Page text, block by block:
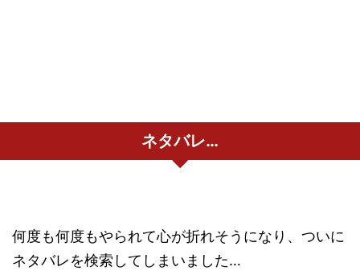
ネタバレ…
何度も何度もやられて心が折れそうになり、ついに
ネタバレを検索してしまいました…